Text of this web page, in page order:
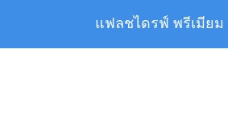
แฟลชไดรฟ์ พรีเมียม